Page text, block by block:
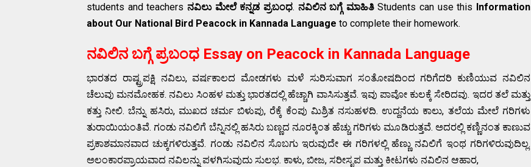
students and teachers ನವಿಲು ಮೇಲೆ ಕನ್ನಡ ಪ್ರಬಂಧ. ನವಿಲಿನ ಬಗ್ಗೆ ಮಾಹಿತಿStudents can use this Information
about Our National Bird Peacock in Kannada Language to complete their homework.
ನವಿಲಿನ ಬಗ್ಗೆ ಪ್ರಬಂಧ Essay on Peacock in Kannada Language
ಭಾರತದ ರಾಷ್ಟ್ರಪಕ್ಷಿ ನವಿಲು, ವರ್ಷಕಾಲದ ಮೋಡಗಳು ಮಳೆ ಸುರಿಸುವಾಗ ಸಂತೋಷದಿಂದ ಗರಿಗೆದರಿ ಕುಣಿಯುವ ನವಿಲಿನ
ಚೆಲುವು ಮನಮೋಹಕ. ನವಿಲು ಸಿಂಹಳ ಮತ್ತು ಭಾರತದಲ್ಲಿ ಹೆಚ್ಚಾಗಿ ವಾಸಿಸುತ್ತವೆ. ಇವು ಪಾವೋ ಕುಲಕ್ಕೆ ಸೇರಿದವು. ಇದರ ತಲೆ ಮತ್ತು
ಕತ್ತು ನೀಲಿ. ಬೆನ್ನು ಹಸಿರು, ಮುಖದ ಚರ್ಮ ಬಿಳುಪು, ರೆಕ್ಕೆ ಕೆಂಪು ಮಿಶ್ರಿತ ನಸುಹಳದಿ. ಉದ್ದನೆಯ ಕಾಲು, ತಲೆಯ ಮೇಲೆ ಗರಿಗಳು
ತುರಾಯಿಯಂತಿವೆ. ಗಂಡು ನವಿಲಿಗೆ ಬೆನ್ನಿನಲ್ಲಿ ಹಸಿರು ಬಣ್ಣದ ನೂರಕ್ಕಿಂತ ಹೆಚ್ಚು ಗರಿಗಳು ಮೂಡಿರುತ್ತವೆ. ಅದರಲ್ಲಿ ಕಣ್ಣಿನಂತ ಕಾಣುವ
ಪ್ರಕಾಶಮಾನವಾದ ಚುಕ್ಕಗಳಿರುತ್ತವೆ. ಗಂಡು ನವಿಲಿನ ಸೊಬಗು ಇರುವುದೇ ಈ ಗರಿಗಳಲ್ಲಿ ಹೆಣ್ಣು ನವಿಲಿಗೆ ಇಂಥ ಗರಿಗಳಿರುವುದಿಲ್ಲ.
ಅಲಂಕಾರಪ್ರಾಯವಾದ ನವಿಲನ್ನು ಪಳಗಿಸುವುದು ಸುಲಭ. ಕಾಳು, ಬೀಜ, ಸರೀಸೃಪ ಮತ್ತು ಕೀಟಗಳು ನವಿಲಿನ ಆಹಾರ,